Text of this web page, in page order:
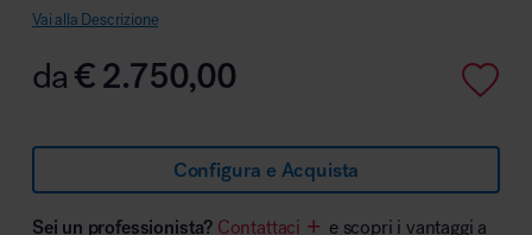
Area hospitality
Vai alla Descrizione
da€2.750,00
Configura e Acquista
Sei un professionista? Contattaci
e scopri i vantaggi a